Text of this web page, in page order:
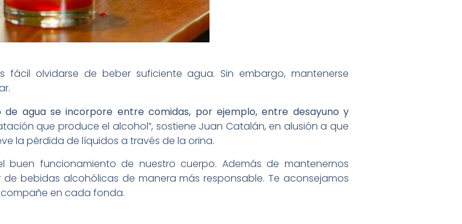
fácil olvidarse de beber suficiente agua. Sin embargo, mantenerse
de agua se incorpore entre comidas, por ejemplo, entre desayuno y
que produce el alcohol”, sostiene Juan Catalán, en alusión a que
la pérdida de líquidos a través de la orina.
funcionamiento de nuestro cuerpo. Además de mantenernos
bebidas alcohólicas de manera más responsable. Te aconsejamos
en cada fonda.